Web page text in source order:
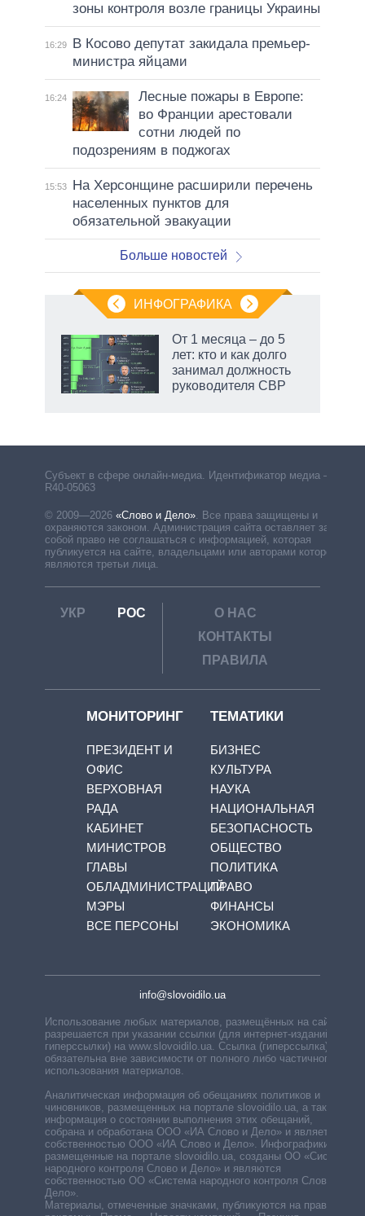
зоны контроля возле границы Украины
16:29
В Косово депутат закидала премьер-
министра яйцами
16:24
Лесные пожары в Европе:
во Франции арестовали
сотни людей по
подозрениям в поджогах
15:53
На Херсонщине расширили перечень
населенных пунктов для
обязательной эвакуации
Больше новостей
ИНФОГРАФИКА
От 1 месяца – до 5
лет: кто и как долго
занимал должность
руководителя СВР
Субъект в сфере онлайн-медиа. Идентификатор медиа –
R40-05063
© 2009—2026 «Слово и Дело». Все права защищены и
охраняются законом. Администрация сайта оставляет за
собой право не соглашаться с информацией, которая
публикуется на сайте, владельцами или авторами которой
являются третьи лица.
УКР РОС
О НАС
КОНТАКТЫ
ПРАВИЛА
МОНИТОРИНГ
ПРЕЗИДЕНТ И
ОФИС
ВЕРХОВНАЯ
РАДА
КАБИНЕТ
МИНИСТРОВ
ГЛАВЫ
ОБЛАДМИНИСТРАЦИЙ
МЭРЫ
ВСЕ ПЕРСОНЫ
ТЕМАТИКИ
БИЗНЕС
КУЛЬТУРА
НАУКА
НАЦИОНАЛЬНАЯ
БЕЗОПАСНОСТЬ
ОБЩЕСТВО
ПОЛИТИКА
ПРАВО
ФИНАНСЫ
ЭКОНОМИКА
info@slovoidilo.ua
Использование любых материалов, размещённых на сайте,
разрешается при указании ссылки (для интернет-изданий —
гиперссылки) на www.slovoidilo.ua. Ссылка (гиперссылка)
обязательна вне зависимости от полного либо частичного
использования материалов.
Аналитическая информация об обещаниях политиков и
чиновников, размещенных на портале slovoidilo.ua, а также
информация о состоянии выполнения этих обещаний,
собрана и обработана ООО «ИА Слово и Дело» и является
собственностью ООО «ИА Слово и Дело». Инфографики,
размещенные на портале slovoidilo.ua, созданы ОО «Система
народного контроля Слово и Дело» и являются
собственностью ОО «Система народного контроля Слово и
Дело».
Материалы, отмеченные значками, публикуются на правах